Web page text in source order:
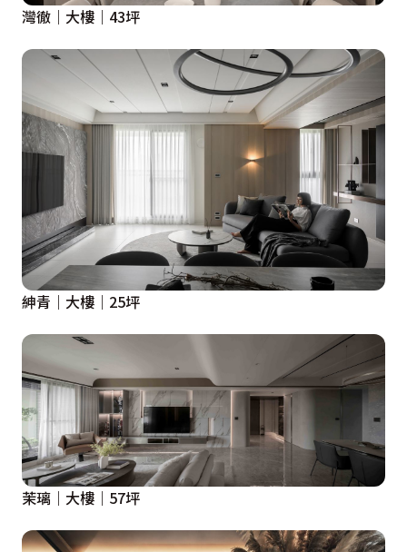
灣徹｜大樓｜43坪
紳青｜大樓｜25坪
茉璃｜大樓｜57坪